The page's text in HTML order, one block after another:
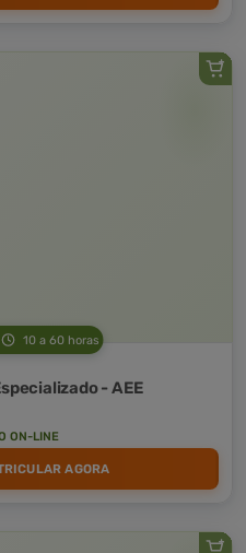
10 a 60 horas
- AEE
ON-LINE
AGORA